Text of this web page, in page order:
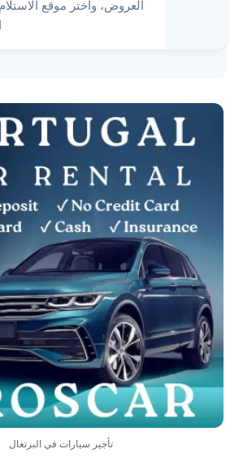
العروض، واختر موقع
تأجير سيارات في البرتغال